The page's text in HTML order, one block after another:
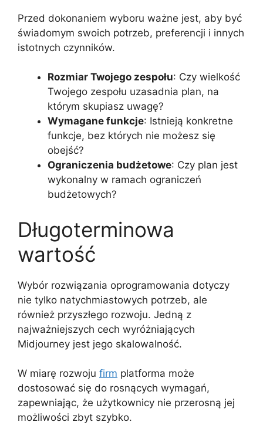
Przed dokonaniem wyboru ważne jest, aby być
świadomym swoich potrzeb, preferencji i innych
istotnych czynników.
Rozmiar Twojego zespołu: Czy wielkość
Twojego zespołu uzasadnia plan, na
którym skupiasz uwagę?
Wymagane funkcje: Istnieją konkretne
funkcje, bez których nie możesz się
obejść?
Ograniczenia budżetowe: Czy plan jest
wykonalny w ramach ograniczeń
budżetowych?
Długoterminowa
wartość
Wybór rozwiązania oprogramowania dotyczy
nie tylko natychmiastowych potrzeb, ale
również przyszłego rozwoju. Jedną z
najważniejszych cech wyróżniających
Midjourney jest jego skalowalność.
W miarę rozwoju firm platforma może
dostosować się do rosnących wymagań,
zapewniając, że użytkownicy nie przerosną jej
możliwości zbyt szybko.